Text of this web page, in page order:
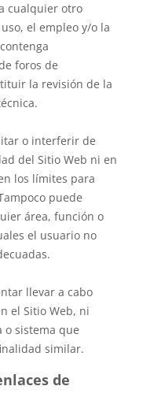
cualquier otro
el empleo y/o la
foros de
la revisión de la
o interferir de
del Sitio Web ni en
los límites para
puede
área, función o
el usuario no
llevar a cabo
el Sitio Web, ni
sistema que
similar.
de